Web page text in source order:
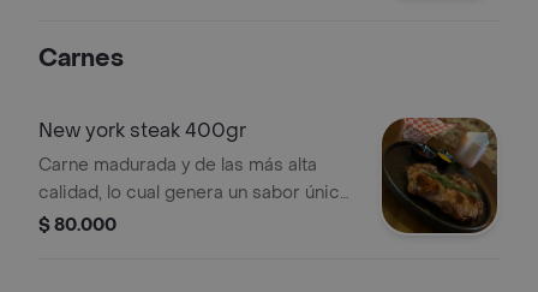
entre el dulce y la pimienta.
Carnes
New york steak 400gr
Carne madurada y de las más alta
calidad, lo cual genera un sabor único
y una textura suave, acompañados de
$ 80.000